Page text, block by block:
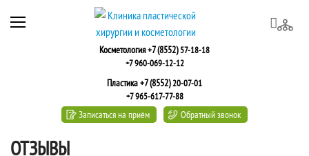
ОТЗЫВЫ
Косметология +7 (8552)57-18-18
+7 960-069-12-12
Пластика +7 (8552)20-07-01
+7 965-617-77-88
Записаться на приём Обратный звонок